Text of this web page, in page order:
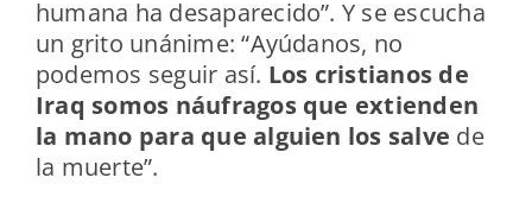
humana ha desaparecido”. Y se escucha
un grito unánime: “Ayúdanos, no
podemos seguir así. Los cristianos de
Iraq somos náufragos que extienden
la mano para que alguien los salve de
la muerte”.